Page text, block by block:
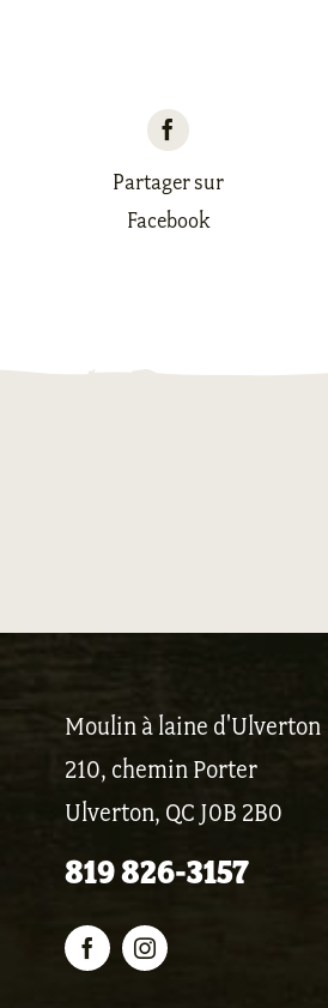
Partager sur
Facebook
Moulin à laine d'Ulverton
210, chemin Porter
Ulverton, QC J0B 2B0
819 826-3157